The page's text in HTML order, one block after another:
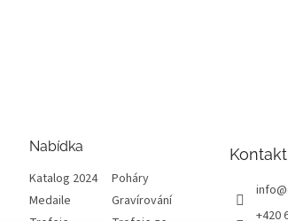
Nabídka
Katalog 2024
Poháry
Medaile
Gravírování
Kontakt
info@
+420